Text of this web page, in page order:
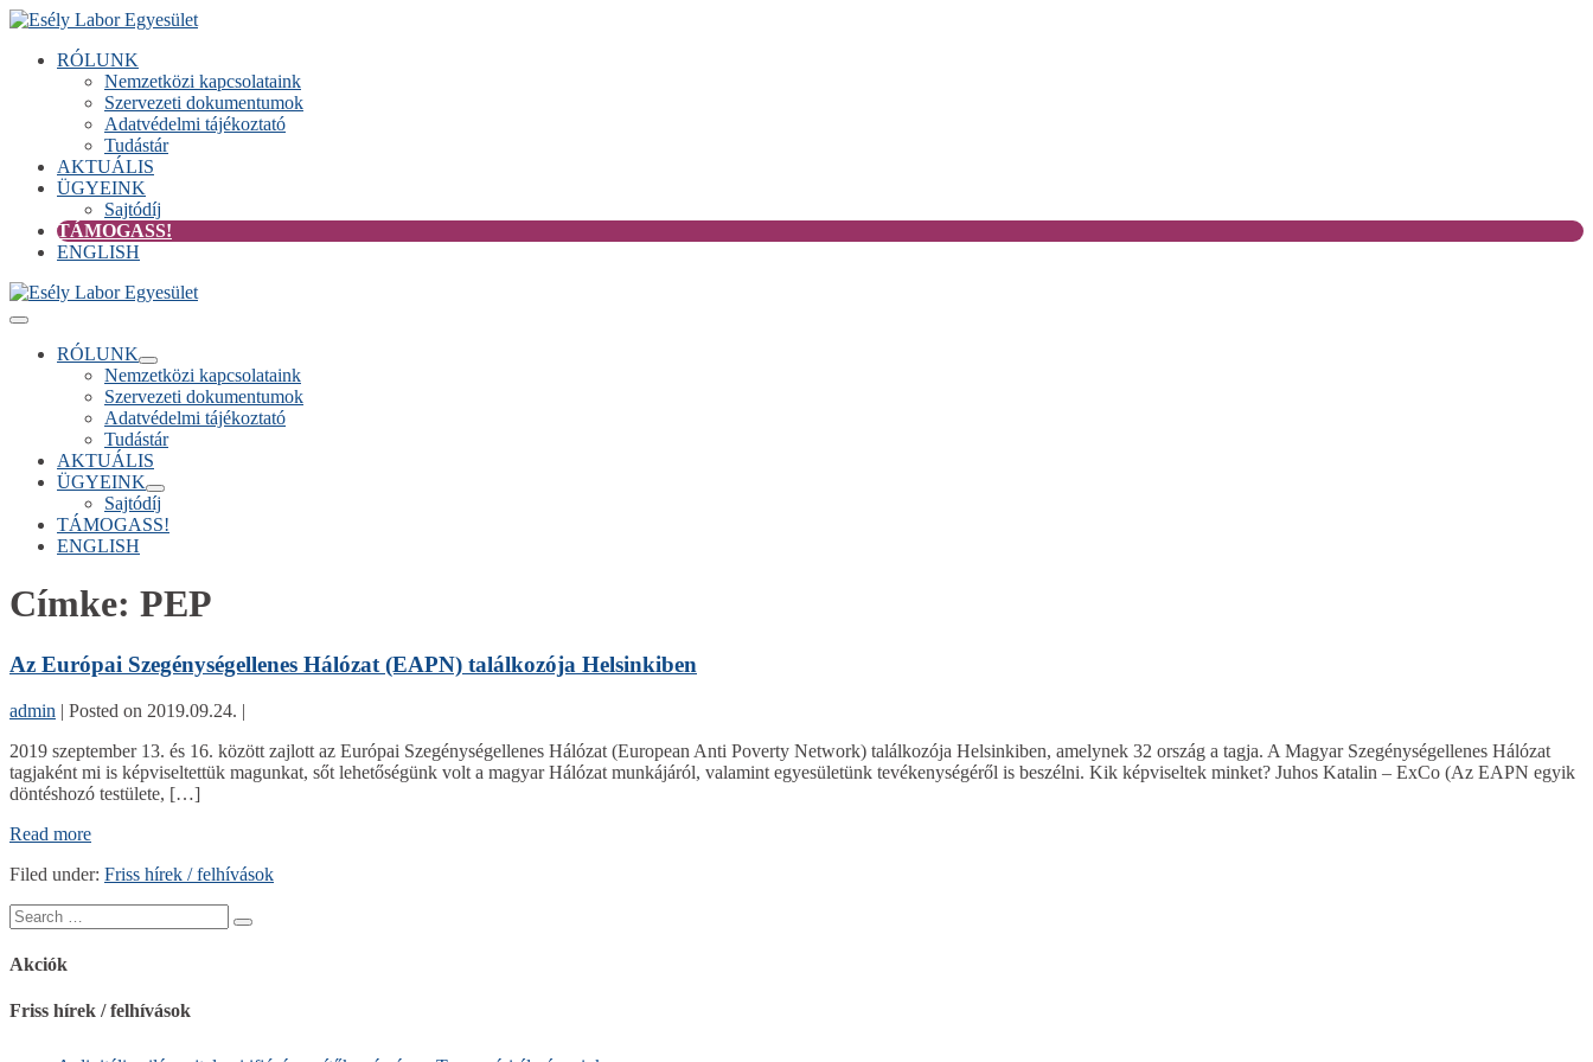
Skip
contentRÓLUNK
Nemzetközi kapcsolataink
Szervezeti dokumentumok
Adatvédelmi tájékoztató
Tudástár
AKTUÁLIS
ÜGYEINK
Sajtódíj
TÁMOGASS!
ENGLISH
Menu
ToggleRÓLUNK
Menu
Toggle
Nemzetközi kapcsolataink
Szervezeti dokumentumok
Adatvédelmi tájékoztató
Tudástár
AKTUÁLIS
ÜGYEINK
Menu
Toggle
Sajtódíj
TÁMOGASS!
ENGLISH
Címke: PEP
Az Európai Szegénységellenes Hálózat (EAPN) találkozója Helsinkiben
admin | Posted on 2019.09.24. |
2019 szeptember 13. és 16. között zajlott az Európai Szegénységellenes Hálózat (European Anti Poverty Network) találkozója Helsinkiben, amelynek 32 ország a tagja. A Magyar Szegénységellenes Hálózat
tagjaként mi is képviseltettük magunkat, sőt lehetőségünk volt a magyar Hálózat munkájáról, valamint egyesületünk tevékenységéről is beszélni. Kik képviseltek minket? Juhos Katalin – ExCo (Az EAPN egyik
döntéshozó testülete, […]
Read moreAz
Szegénységellenes
Filed under: Friss hírek / felhívások
Search
for:
Akciók
Friss hírek / felhívások